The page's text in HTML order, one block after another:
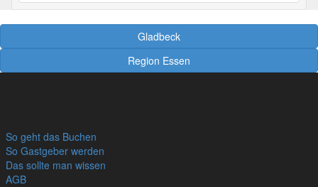
Gladbeck
Region Essen
So geht das Buchen
So Gastgeber werden
Das sollte man wissen
AGB